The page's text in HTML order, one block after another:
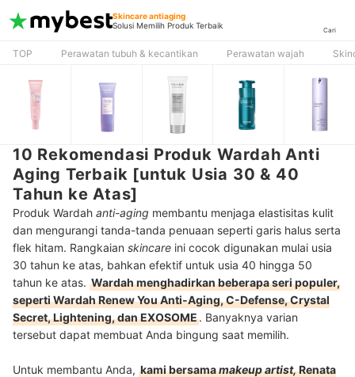
Skincare antiaging
Solusi Memilih Produk Terbaik
Cari
TOP Perawatan tubuh & kecantikan Perawatan wajah
10 Rekomendasi Produk Wardah Anti
Aging Terbaik [untuk Usia 30 & 40
Tahun ke Atas]
Produk Wardah anti-aging membantu menjaga elastisitas kulit
dan mengurangi tanda-tanda penuaan seperti garis halus serta
flek hitam. Rangkaian skincare ini cocok digunakan mulai usia
30 tahun ke atas, bahkan efektif untuk usia 40 hingga 50
tahun ke atas. Wardah menghadirkan beberapa seri populer,
seperti Wardah Renew You Anti-Aging, C-Defense, Crystal
Secret, Lightening, dan EXOSOME. Banyaknya varian
tersebut dapat membuat Anda bingung saat memilih.
Untuk membantu Anda, kami bersamamakeup artist,Renata